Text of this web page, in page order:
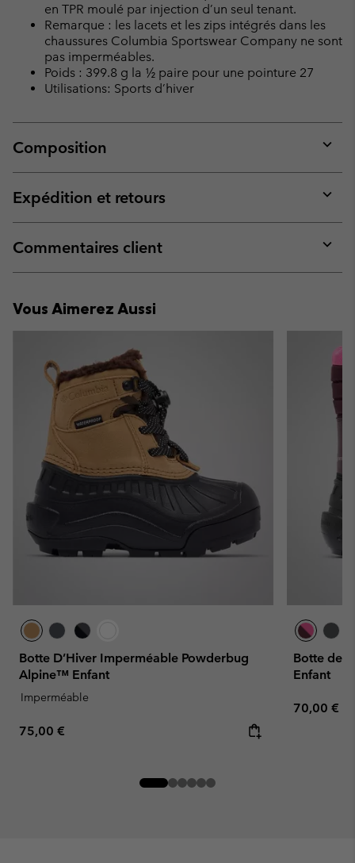
en TPR moulé par injection d’un seul tenant.
Remarque : les lacets et les zips intégrés dans les
chaussures Columbia Sportswear Company ne sont
pas imperméables.
Poids : 399.8 g la ½ paire pour une pointure 27
Utilisations: Sports d’hiver
Composition
or
Expédition et retours
or
Commentaires client
or
Vous Aimerez Aussi
Botte D’Hiver Imperméable Powderbug
Alpine™ Enfant
Imperméable
Regular price:
75,00 €
Botte de
Enfant
Regular
70,00 €